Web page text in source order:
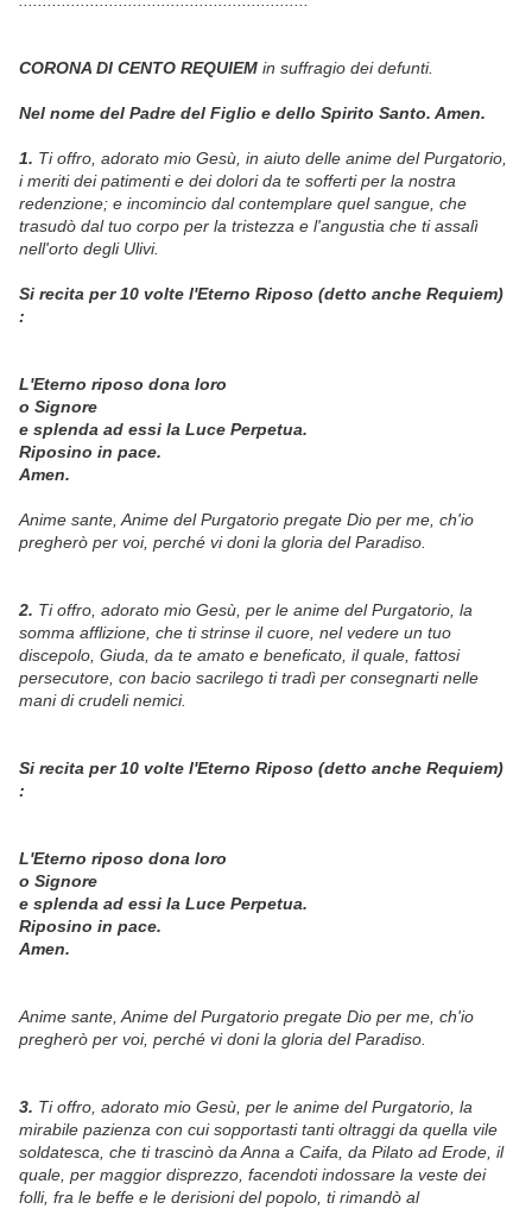
CORONA DI CENTO REQUIEM in suffragio dei defunti.
Nel nome del Padre del Figlio e dello Spirito Santo. Amen.
1. Ti offro, adorato mio Gesù, in aiuto delle anime del Purgatorio,
i meriti dei patimenti e dei dolori da te sofferti per la nostra
redenzione; e incomincio dal contemplare quel sangue, che
trasudò dal tuo corpo per la tristezza e l'angustia che ti assalì
nell'orto degli Ulivi.
Si recita per 10 volte l'Eterno Riposo (detto anche Requiem)
:
L'Eterno riposo dona loro
o Signore
e splenda ad essi la Luce Perpetua.
Riposino in pace.
Amen.
Anime sante, Anime del Purgatorio pregate Dio per me, ch'io
pregherò per voi, perché vi doni la gloria del Paradiso.
2. Ti offro, adorato mio Gesù, per le anime del Purgatorio, la
somma afflizione, che ti strinse il cuore, nel vedere un tuo
discepolo, Giuda, da te amato e beneficato, il quale, fattosi
persecutore, con bacio sacrilego ti tradì per consegnarti nelle
mani di crudeli nemici.
Si recita per 10 volte l'Eterno Riposo (detto anche Requiem)
:
L'Eterno riposo dona loro
o Signore
e splenda ad essi la Luce Perpetua.
Riposino in pace.
Amen.
Anime sante, Anime del Purgatorio pregate Dio per me, ch'io
pregherò per voi, perché vi doni la gloria del Paradiso.
3. Ti offro, adorato mio Gesù, per le anime del Purgatorio, la
mirabile pazienza con cui sopportasti tanti oltraggi da quella vile
soldatesca, che ti trascinò da Anna a Caifa, da Pilato ad Erode, il
quale, per maggior disprezzo, facendoti indossare la veste dei
folli, fra le beffe e le derisioni del popolo, ti rimandò al